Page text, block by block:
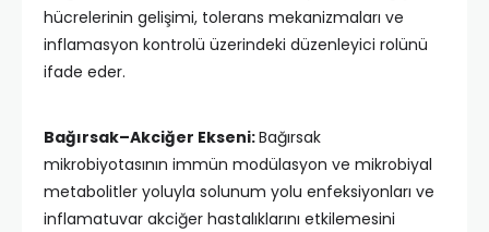
hücrelerinin gelişimi, tolerans mekanizmaları ve
inflamasyon kontrolü üzerindeki düzenleyici rolünü
ifade eder.
Bağırsak–Akciğer Ekseni:Bağırsak
mikrobiyotasının immün modülasyon ve mikrobiyal
metabolitler yoluyla solunum yolu enfeksiyonları ve
inflamatuvar akciğer hastalıklarını etkilemesini